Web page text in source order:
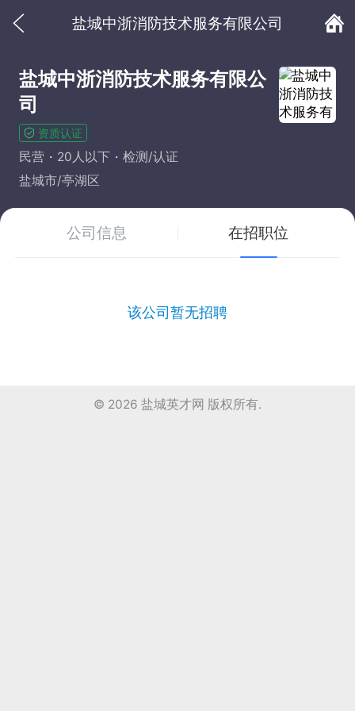
盐城中浙消防技术服务有限公司
盐城中浙消防技术服务有限公
司
资质认证
民营 20人以下
检测/认证
盐城市/亭湖区
公司信息 在招职位
该公司暂无招聘
© 2026 盐城英才网 版权所有.